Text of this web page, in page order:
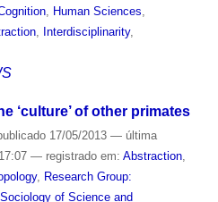
, Human Sciences,
, Interdisciplinarity,
‘culture’ of other primates
17/05/2013 — última
— registrado em: Abstraction,
, Research Group:
of Science and